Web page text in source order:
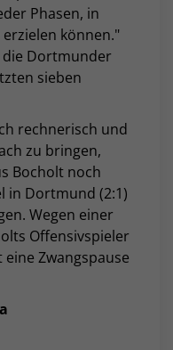
Phasen, in
können."
die Dortmunder
sieben
rechnerisch und
zu bringen,
Bocholt noch
in Dortmund (2:1)
Wegen einer
Offensivspieler
Zwangspause